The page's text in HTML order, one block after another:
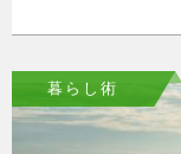
暮らし術